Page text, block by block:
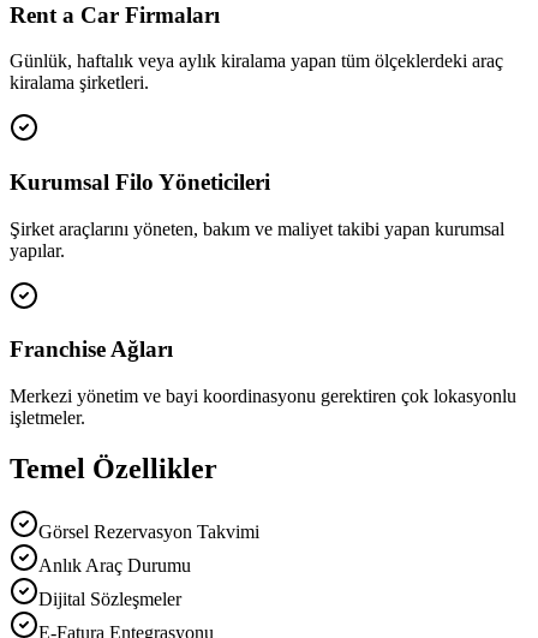
Rent a Car Firmaları
Günlük, haftalık veya aylık kiralama yapan tüm ölçeklerdeki araç
kiralama şirketleri.
Kurumsal Filo Yöneticileri
Şirket araçlarını yöneten, bakım ve maliyet takibi yapan kurumsal
yapılar.
Franchise Ağları
Merkezi yönetim ve bayi koordinasyonu gerektiren çok lokasyonlu
işletmeler.
Temel Özellikler
Görsel Rezervasyon Takvimi
Anlık Araç Durumu
Dijital Sözleşmeler
E-Fatura Entegrasyonu